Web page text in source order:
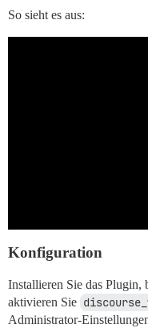
So sieht es aus:
Konfiguration
Installieren Sie das Plugin,
aktivieren Sie
Administrator-